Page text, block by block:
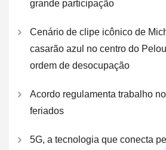
grande participação
Cenário de clipe icônico de
casarão azul no centro do
ordem de desocupação
Acordo regulamenta trabalho
feriados
5G, a tecnologia que conecta